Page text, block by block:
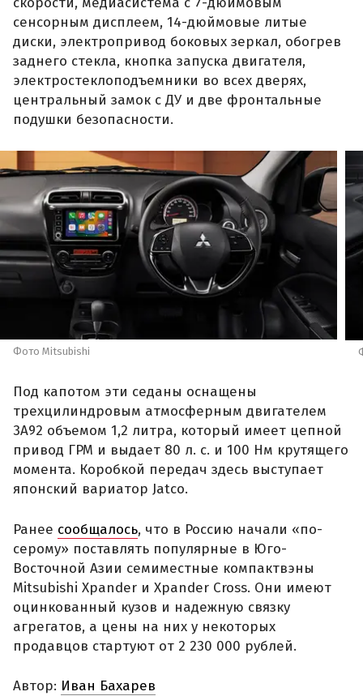
сенсорным дисплеем, 14-дюймовые литые
диски, электропривод боковых зеркал, обогрев
заднего стекла, кнопка запуска двигателя,
электростеклоподъемники во всех дверях,
центральный замок с ДУ и две фронтальные
подушки безопасности.
Фото Mitsubishi
Под капотом эти седаны оснащены
трехцилиндровым атмосферным двигателем
3A92 объемом 1,2 литра, который имеет цепной
привод ГРМ и выдает 80 л. с. и 100 Нм крутящего
момента. Коробкой передач здесь выступает
японский вариатор Jatco.
Ранее сообщалось, что в Россию начали «по-
серому» поставлять популярные в Юго-
Восточной Азии семиместные компактвэны
Mitsubishi Xpander и Xpander Cross. Они имеют
оцинкованный кузов и надежную связку
агрегатов, а цены на них у некоторых
продавцов стартуют от 2 230 000 рублей.
Автор: Иван Бахарев